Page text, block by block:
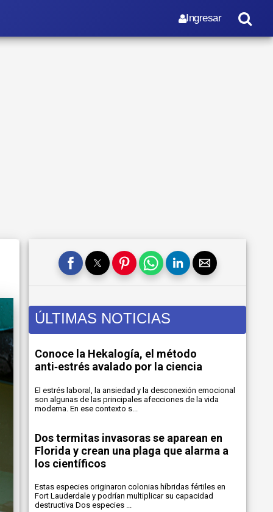
Ingresar
ÚLTIMAS NOTICIAS
Conoce la Hekalogía, el método
anti‑estrés avalado por la ciencia
El estrés laboral, la ansiedad y la desconexión emocional
son algunas de las principales afecciones de la vida
moderna. En ese contexto s...
Dos termitas invasoras se aparean en
Florida y crean una plaga que alarma a
los científicos
Estas especies originaron colonias híbridas fértiles en
Fort Lauderdale y podrían multiplicar su capacidad
destructiva Dos especies ...